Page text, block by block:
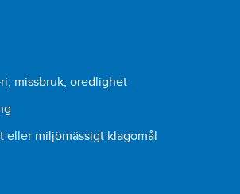
missbruk, oredlighet
eller miljömässigt klagomål